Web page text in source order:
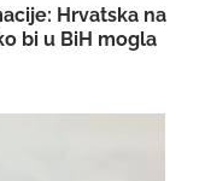
Hrvatska na
bi u BiH mogla